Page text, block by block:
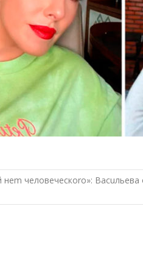
неm человеческоrо»: Васuльева